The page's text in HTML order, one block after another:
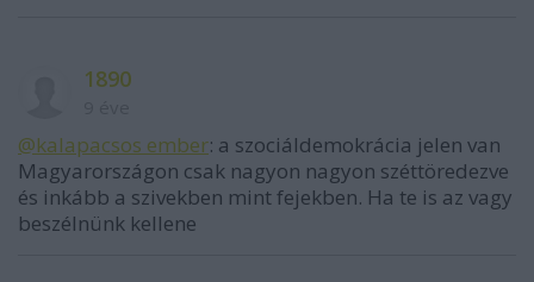
1890
@kalapacsos ember: a szociáldemokrácia jelen van
Magyarországon csak nagyon nagyon széttöredezve
és inkább a szivekben mint fejekben. Ha te is az vagy
beszélnünk kellene